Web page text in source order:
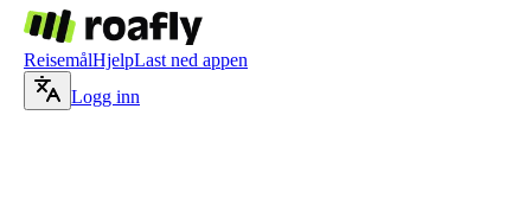
ReisemålHjelpLast ned appen
Logg inn